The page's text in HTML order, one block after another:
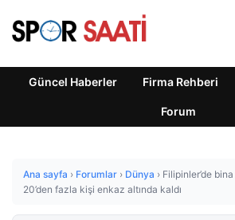
Güncel Haberler Firma Rehberi
Forum
Ana sayfa › Forumlar › Dünya › Filipinler’de
20’den fazla kişi enkaz altında kaldı